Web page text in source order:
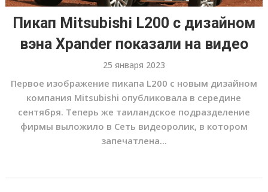
Пикап Mitsubishi L200 с дизайном
вэна Xpander показали на видео
25 января 2023
Первое изображение пикапа L200 с новым дизайном
компания Mitsubishi опубликовала в середине
сентября. Теперь же таиландское подразделение
фирмы выложило в Сеть видеоролик, в котором
запечатлена...